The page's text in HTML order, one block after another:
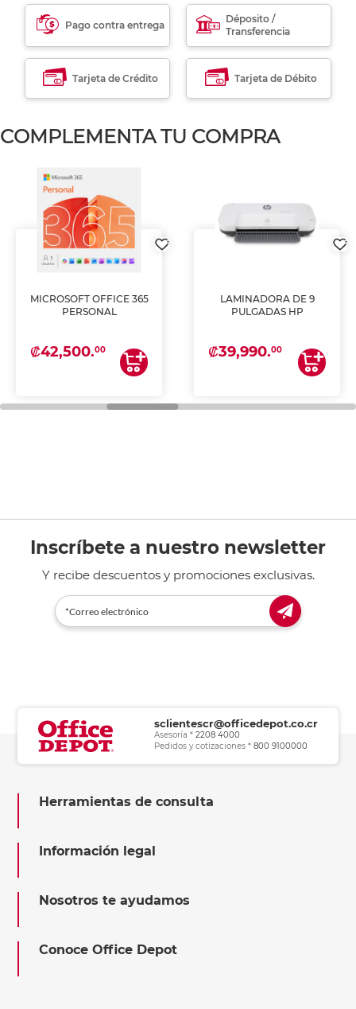
Pago contra entrega
Déposito /
Transferencia
Tarjeta de Crédito Tarjeta de Débito
COMPLEMENTA TU COMPRA
MICROSOFT OFFICE 365
PERSONAL
₡42,500.00
LAMINADORA DE 9
PULGADAS HP
₡39,990.00
Inscríbete a nuestro newsletter
Y recibe descuentos y promociones exclusivas.
sclientescr@officedepot.co.cr
Asesoría *2208 4000
Pedidos y cotizaciones *800 9100000
Herramientas de consulta
Información legal
Nosotros te ayudamos
Conoce Office Depot